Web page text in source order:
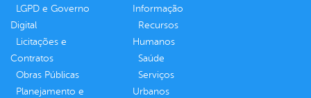
LGPD e Governo
Digital
Licitações e
Contratos
Obras Públicas
Planejamento e
Informação
Recursos
Humanos
Saúde
Serviços
Urbanos